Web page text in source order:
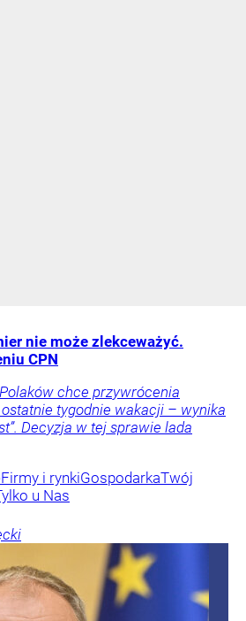
nie może zlekceważyć.
CPN
chce przywrócenia
tygodnie wakacji – wynika
Decyzja w tej sprawie lada
Firmy i rynkiGospodarkaTwój
u Nas